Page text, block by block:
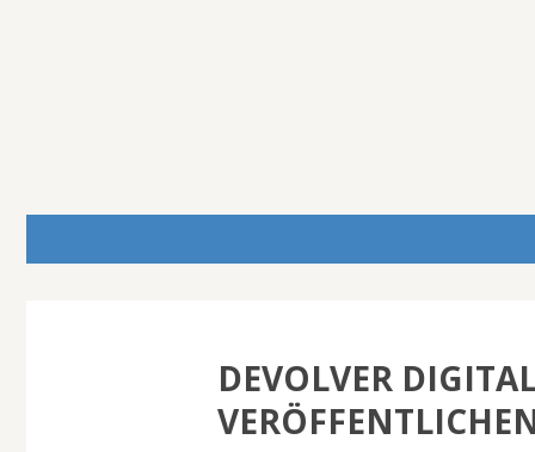
DEVOLVER